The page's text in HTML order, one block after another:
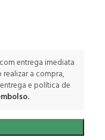
entrega imediata
a compra,
e política de